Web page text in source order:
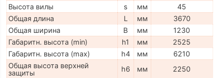
Высота вилы
s мм
45
Общая длина
L мм
3670
Общая ширина
B мм
1230
Габаритн. высота (min)
h1 мм
2525
Габаритн. высота (max)
h4 мм
6210
Общая высота верхней
защиты
h6 мм
2250